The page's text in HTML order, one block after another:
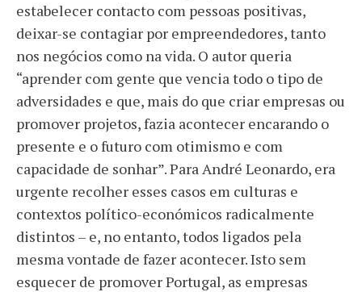
estabelecer contacto com pessoas positivas,
deixar-se contagiar por empreendedores, tanto
nos negócios como na vida. O autor queria
“aprender com gente que vencia todo o tipo de
adversidades e que, mais do que criar empresas ou
promover projetos, fazia acontecer encarando o
presente e o futuro com otimismo e com
capacidade de sonhar”. Para André Leonardo, era
urgente recolher esses casos em culturas e
contextos político-económicos radicalmente
distintos – e, no entanto, todos ligados pela
mesma vontade de fazer acontecer. Isto sem
esquecer de promover Portugal, as empresas